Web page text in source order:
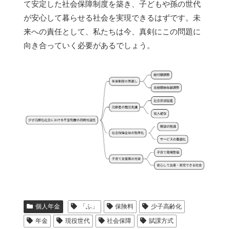
て安定した社会保障制度を築き、子どもや孫の世代
が安心して暮らせる社会を実現できるはずです。未
来への責任として、私たちは今、真剣にこの問題に
向き合っていく必要があるでしょう。
個人年金 「ふ」 保険料
少子高齢化
年金
現役世代 社会保障 賦課方式